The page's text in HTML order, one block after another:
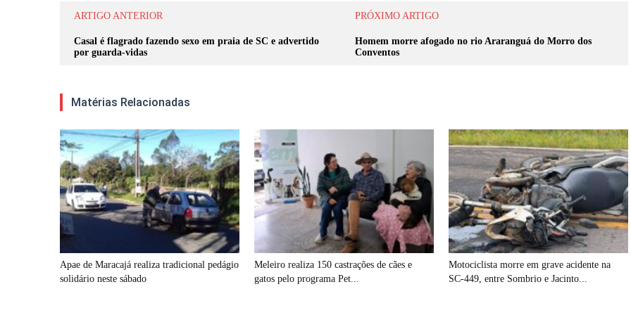
ARTIGO ANTERIOR
Casal é flagrado fazendo sexo em praia de SC e advertido
por guarda-vidas
PRÓXIMO ARTIGO
Homem morre afogado no rio Araranguá do Morro dos
Conventos
Matérias Relacionadas
Apae de Maracajá realiza tradicional pedágio
solidário neste sábado
Meleiro realiza 150 castrações de cães e
gatos pelo programa Pet...
Motociclista morre em grave acidente na
SC-449, entre Sombrio e Jacinto...